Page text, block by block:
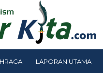
LAPORAN UTAMA